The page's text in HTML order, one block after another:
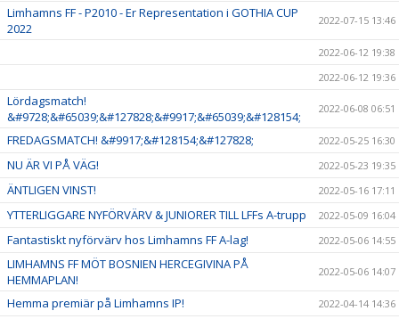
Limhamns FF - P2010 - Er Representation i GOTHIA CUP
2022
2022-07-15 13:46
2022-06-12 19:38
2022-06-12 19:36
Lördagsmatch!
&#9728;&#65039;&#127828;&#9917;&#65039;&#128154;
2022-06-08 06:51
FREDAGSMATCH! &#9917;&#128154;&#127828; 2022-05-25 16:30
NU ÄR VI PÅ VÄG! 2022-05-23 19:35
ÄNTLIGEN VINST! 2022-05-16 17:11
YTTERLIGGARE NYFÖRVÄRV & JUNIORER TILL LFFs A-trupp 2022-05-09 16:04
Fantastiskt nyförvärv hos Limhamns FF A-lag! 2022-05-06 14:55
LIMHAMNS FF MÖT BOSNIEN HERCEGIVINA PÅ
HEMMAPLAN!
2022-05-06 14:07
Hemma premiär på Limhamns IP! 2022-04-14 14:36